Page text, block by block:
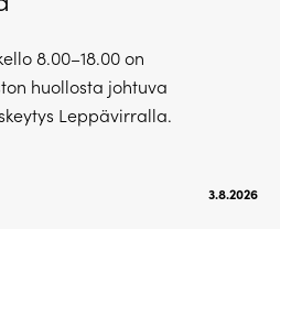
8.00–18.00 on
huollosta johtuva
Leppävirralla.
3.8.2026